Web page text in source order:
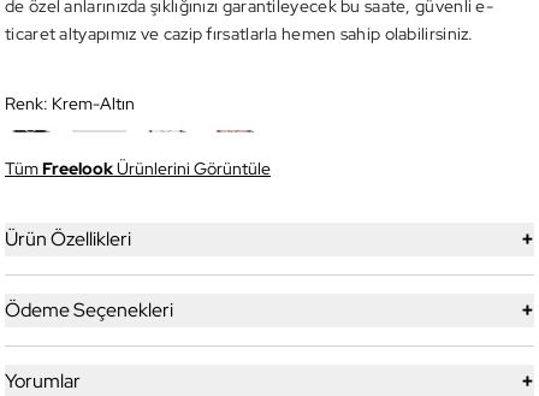
de özel anlarınızda şıklığınızı garantileyecek bu saate, güvenli e-
ticaret altyapımız ve cazip fırsatlarla hemen sahip olabilirsiniz.
Renk: Krem-Altın
TümFreelookÜrünlerini Görüntüle
Ürün Özellikleri +
Ödeme Seçenekleri +
Yorumlar +